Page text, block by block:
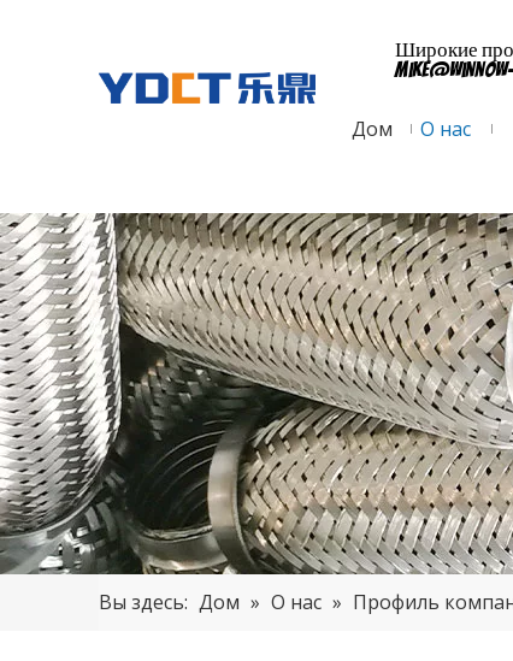
Широкие
Дом О нас
Вы здесь: Дом » О нас » Профиль